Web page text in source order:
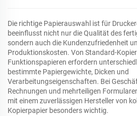
Die richtige Papierauswahl ist für
beeinflusst nicht nur die Qualität des
sondern auch die Kundenzufriedenheit
Produktionskosten. Von Standard-
Funktionspapieren erfordern
bestimmte Papiergewichte, Dicken und
Verarbeitungseigenschaften. Bei
Rechnungen und mehrteiligen
mit einem zuverlässigen Hersteller von
Kopierpapier besonders wichtig.